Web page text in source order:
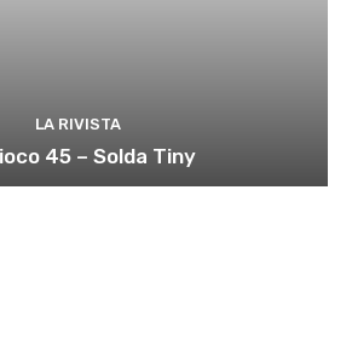
LA RIVISTA
45 – Solda Tiny